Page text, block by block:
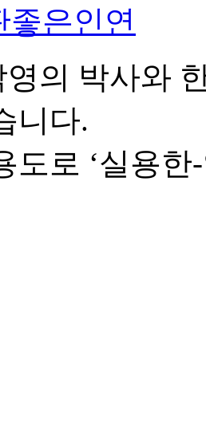
좋은인연
의 박사와
니다.
도로 ‘실용